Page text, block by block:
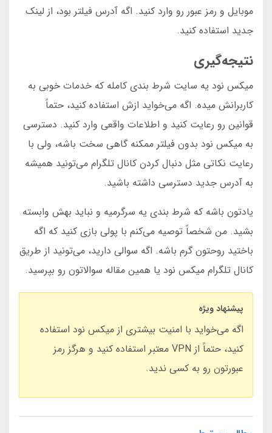
موبایل و رمز عبور رو وارد کنید. اگه آدرس فیلتر بود، از لینک
جدید استفاده کنید.
نتیجه‌گیری
میکس نود یه سایت شرط بندی کامله که خدمات خوبی به
کاربرانش میده. اگه می‌خواید ازش استفاده کنید، حتماً
قوانین رو رعایت کنید و اطلاعات واقعی وارد کنید. دسترسی
به میکس نود بدون فیلتر ممکنه گاهی سخت باشه، ولی با
رعایت نکاتی مثل دنبال کردن کانال تلگرام می‌تونید همیشه
به آدرس جدید دسترسی داشته باشید.
یادتون باشه که شرط بندی یه سرگرمیه و نباید بهش وابسته
بشید. من شخصاً توصیه می‌کنم با پولی بازی کنید که اگه
باختید روحتون گرم باشه. اگه سوالی دارید، می‌تونید از طریق
کانال تلگرام میکس نود یا همین مقاله سوالاتون رو بپرسید.
پیشنهاد ویژه
اگه می‌خواید با امنیت بیشتری از میکس نود استفاده
کنید، حتماً از VPN معتبر استفاده کنید و هرگز رمز
عبورتون رو به کسی ندید.